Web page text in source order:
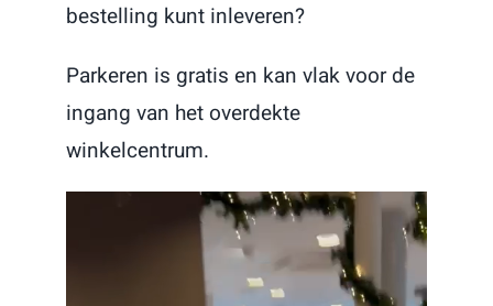
bestelling kunt inleveren?
Parkeren is gratis en kan vlak voor de
ingang van het overdekte
winkelcentrum.